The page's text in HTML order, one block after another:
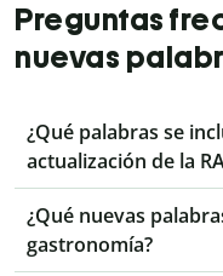
Preguntas
nuevas
¿Qué palabras se
actualización de la
¿Qué nuevas
gastronomía?